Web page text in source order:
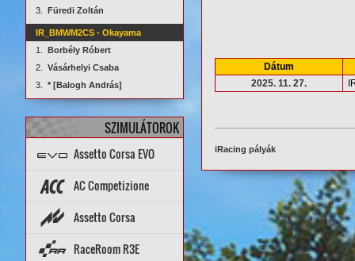
Dátum
2025. 11. 27.
iRacing pályák
3. Füredi Zoltán
IR_BMWM2CS - Okayama
1. Borbély Róbert
2. Vásárhelyi Csaba
3. * [Balogh András]
SZIMULÁTOROK
Assetto Corsa EVO
AC Competizione
Topik
PÁLYA REKORDOK
AUTÓK
Dedi szerverek
Dedi stat
Assetto Corsa
Rank App
AUTÓK
PÁLYÁK
STATISZTIKÁK
RaceRoom R3E